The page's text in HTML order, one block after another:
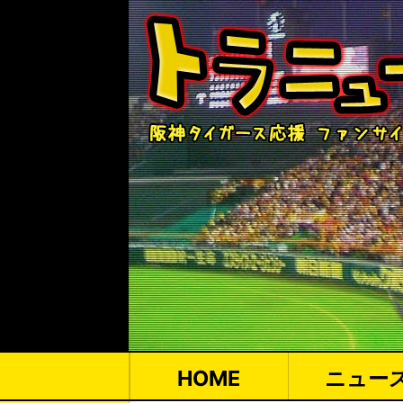
HOME ニュー